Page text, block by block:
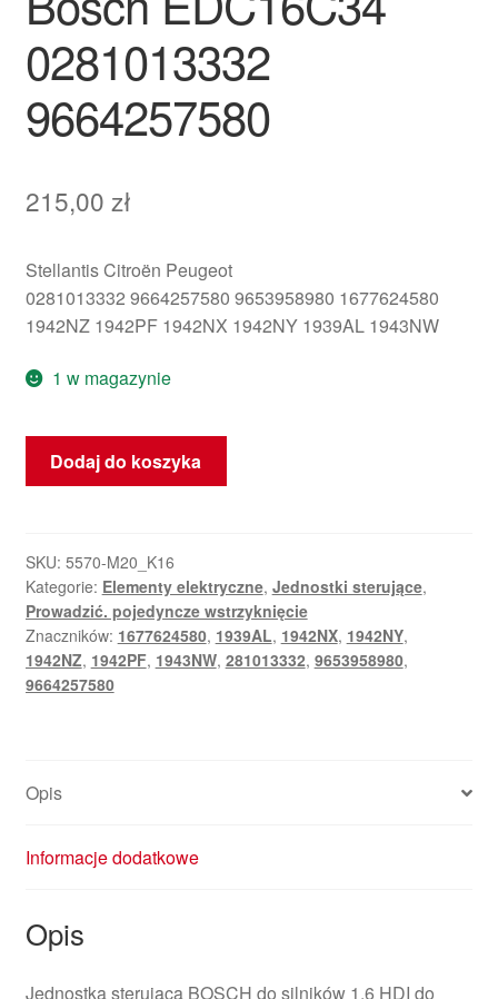
0281013332
9664257580
215,00 zł
Stellantis Citroën Peugeot
0281013332 9664257580 9653958980 1677624580
1942NZ 1942PF 1942NX 1942NY 1939AL 1943NW
1 w magazynie
ilość
Sterownik
Peugeot
Bosch
EDC16C34
0281013332
9664257580
Dodaj do koszyka
SKU: 5570-M20_K16
Kategorie: Elementy elektryczne, Jednostki sterujące,
Prowadzić. pojedyncze wstrzyknięcie
Znaczników: 1677624580, 1939AL, 1942NX, 1942NY,
1942NZ, 1942PF, 1943NW, 281013332, 9653958980,
9664257580
Opis
Informacje dodatkowe
Opis
Jednostka sterująca BOSCH do silników 1.6 HDI do